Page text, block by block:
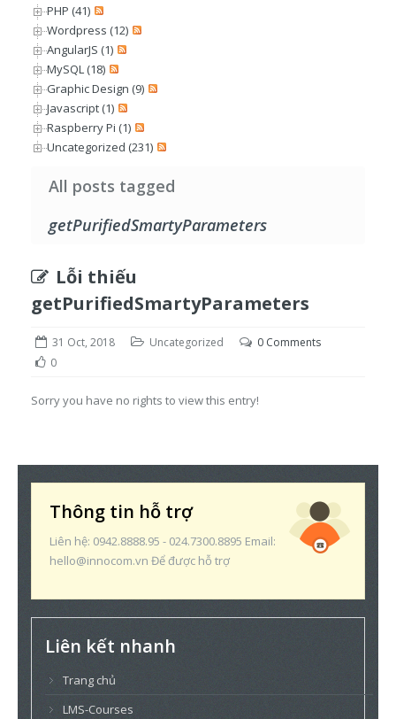
PHP (41)
Wordpress (12)
AngularJS (1)
MySQL (18)
Graphic Design (9)
Javascript (1)
Raspberry Pi (1)
Uncategorized (231)
All posts tagged
getPurifiedSmartyParameters
Lỗi thiếu
getPurifiedSmartyParameters
31 Oct, 2018 Uncategorized
0 Comments
0
Sorry you have no rights to view this entry!
Thông tin hỗ trợ
Liên hệ: 0942.8888.95 - 024.7300.8895 Email:
hello@innocom.vn Để được hỗ trợ
Liên kết nhanh
Trang chủ
LMS-Courses